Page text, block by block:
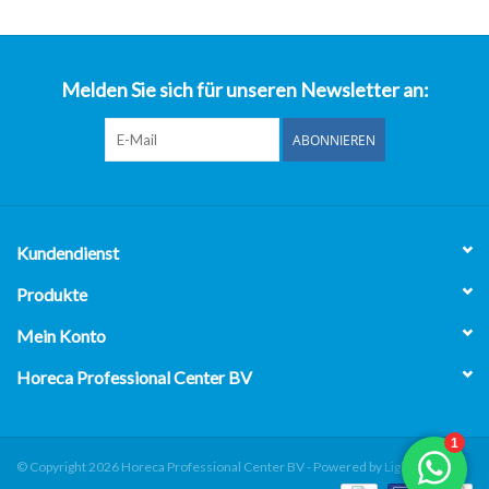
Melden Sie sich für unseren Newsletter an:
ABONNIEREN
Kundendienst
Produkte
Mein Konto
Horeca Professional Center BV
© Copyright 2026 Horeca Professional Center BV - Powered by Lightspeed